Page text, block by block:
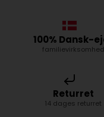
100% Dansk-
familievirksomhed
Returret
14 dages returret